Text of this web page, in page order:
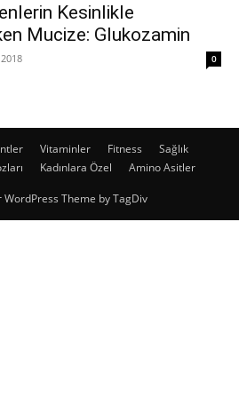
Kesinlikle
Mucize: Glukozamin
0
Vitaminler Fitness
Sağlık
Kadınlara Özel Amino Asitler
Theme by TagDiv